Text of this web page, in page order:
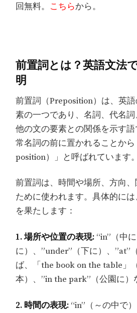
回無料。 こちらから。
前置詞とは？英語文法
明
前置詞（Preposition）は、英
素の一つであり、名詞、代名
他の文の要素との関係を示す
常名詞の前に置かれることか
position）」と呼ばれています。
前置詞は、時間や場所、方向
ために使われます。具体的に
を果たします：
1. 場所や位置の表現: “in”（中
に）、”under”（下に）、”at”
ば、「the book on the table」
本）、”in the park”（公園に）
2. 時間の表現: “in”（～の中で